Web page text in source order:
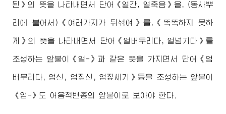
된》의 뜻을 나타내면서 단어《얼간, 얼죽음》을, (동사뿌
리에 붙어서)《여러가지가 뒤섞여》를,《똑똑하지 못하
게》의 뜻을 나타내면서 단어《얼버무리다, 얼넘기다》를
조성하는 앞붙이《얼-》과 같은 뜻을 가지면서 단어《엄
버무리다, 엄신, 엄짚신, 엄짚세기》등을 조성하는 앞붙이
《엄-》도 어음적변종의 앞붙이로 보아야 한다.